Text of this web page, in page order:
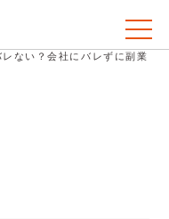
ない？会社にバレずに副業